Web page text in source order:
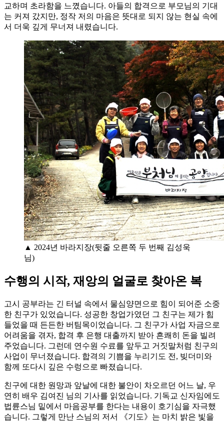
교하며 초라함을 느꼈습니다. 아들의 합격으로 부모님의 기대
는 커져 갔지만, 정작 저의 마음은 뜻대로 되지 않는 현실 속에
서 더욱 깊게 무너져 내렸습니다.
▲ 2024년 바라지장(뒷줄 오른쪽 두 번째 김성욱
님)
수행의 시작, 재앙의 얼굴로 찾아온 복
고시 공부라는 긴 터널 속에서 물심양면으로 힘이 되어준 소중
한 친구가 있었습니다. 성공한 창업가였던 그 친구는 제가 힘
들었을 때 든든한 버팀목이었습니다. 그 친구가 사업 자금으로
어려움을 겪자, 합격 후 은행 대출까지 받아 흔쾌히 돈을 빌려
주었습니다. 그런데 연수원 수료를 앞두고 거짓말처럼 친구의
사업이 무너졌습니다. 합격의 기쁨을 누리기도 전, 빚더미와
함께 또다시 깊은 수렁으로 빠졌습니다.
친구에 대한 원망과 앞날에 대한 불안이 차오르던 어느 날, 우
연히 배우 김여진 님의 기사를 읽었습니다. 기독교 신자임에도
법륜스님 밑에서 마음공부를 한다는 내용이 호기심을 자극했
습니다. 그렇게 만난 스님의 저서 《기도》는 마치 밝은 빛을